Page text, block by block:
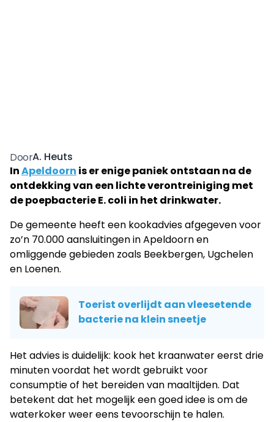
DoorA. Heuts
InApeldoorn is er enige paniek ontstaan na de
ontdekking van een lichte verontreiniging met
de poepbacterie E. coli in het drinkwater.
De gemeente heeft een kookadvies afgegeven voor
zo’n 70.000 aansluitingen in Apeldoorn en
omliggende gebieden zoals Beekbergen, Ugchelen
en Loenen.
Toerist overlijdt aan vleesetende
bacterie na klein sneetje
Het advies is duidelijk: kook het kraanwater eerst drie
minuten voordat het wordt gebruikt voor
consumptie of het bereiden van maaltijden. Dat
betekent dat het mogelijk een goed idee is om de
waterkoker weer eens tevoorschijn te halen.